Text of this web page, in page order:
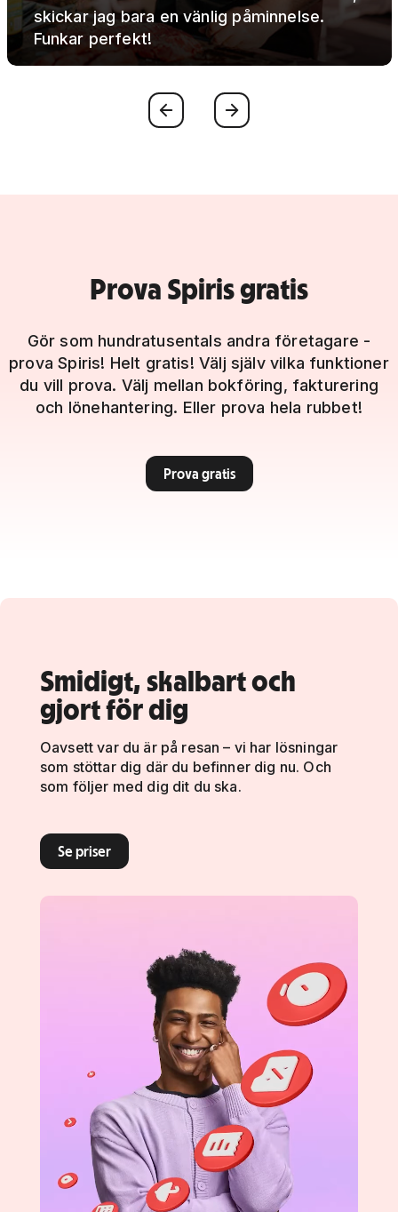
skickar jag bara en vänlig påminnelse.
Funkar perfekt!
FöregåendeNästa
Prova Spiris gratis
Gör som hundratusentals andra företagare -
prova Spiris! Helt gratis! Välj själv vilka funktioner
du vill prova. Välj mellan bokföring, fakturering
och lönehantering. Eller prova hela rubbet!
Prova gratis
Smidigt, skalbart och
gjort för dig
Oavsett var du är på resan – vi har lösningar
som stöttar dig där du befinner dig nu. Och
som följer med dig dit du ska.
Se priser